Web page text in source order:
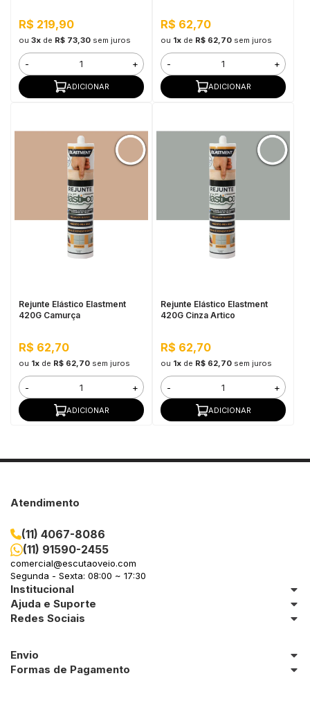
R$ 219,90
ou 3xde R$ 73,30 sem juros
- +
ADICIONAR
R$ 62,70
ou 1xde R$ 62,70 sem juros
- +
ADICIONAR
Rejunte Elástico Elastment
420G Camurça
R$ 62,70
ou 1xde R$ 62,70 sem juros
- +
ADICIONAR
Rejunte Elástico Elastment
420G Cinza Artico
R$ 62,70
ou 1xde R$ 62,70 sem juros
- +
ADICIONAR
Atendimento
(11) 4067-8086
(11) 91590-2455
comercial@escutaoveio.com
Segunda - Sexta: 08:00 ~ 17:30
Institucional
Ajuda e Suporte
Redes Sociais
Envio
Formas de Pagamento